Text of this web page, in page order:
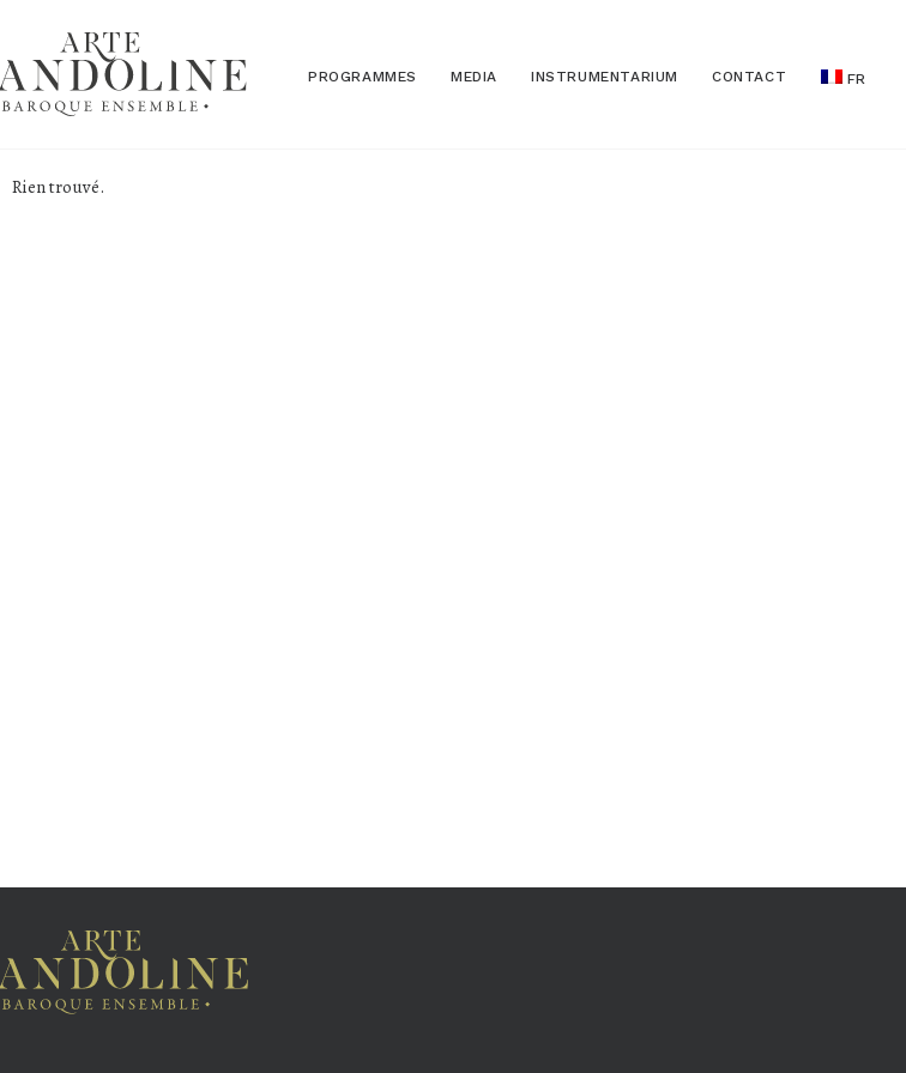
PROGRAMMES MEDIA INSTRUMENTARIUM CONTACT FR
Rien trouvé.